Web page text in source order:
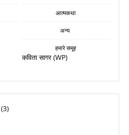
आत्मकथा
अन्य
हमारे समूह
कविता सागर (WP)
(3)